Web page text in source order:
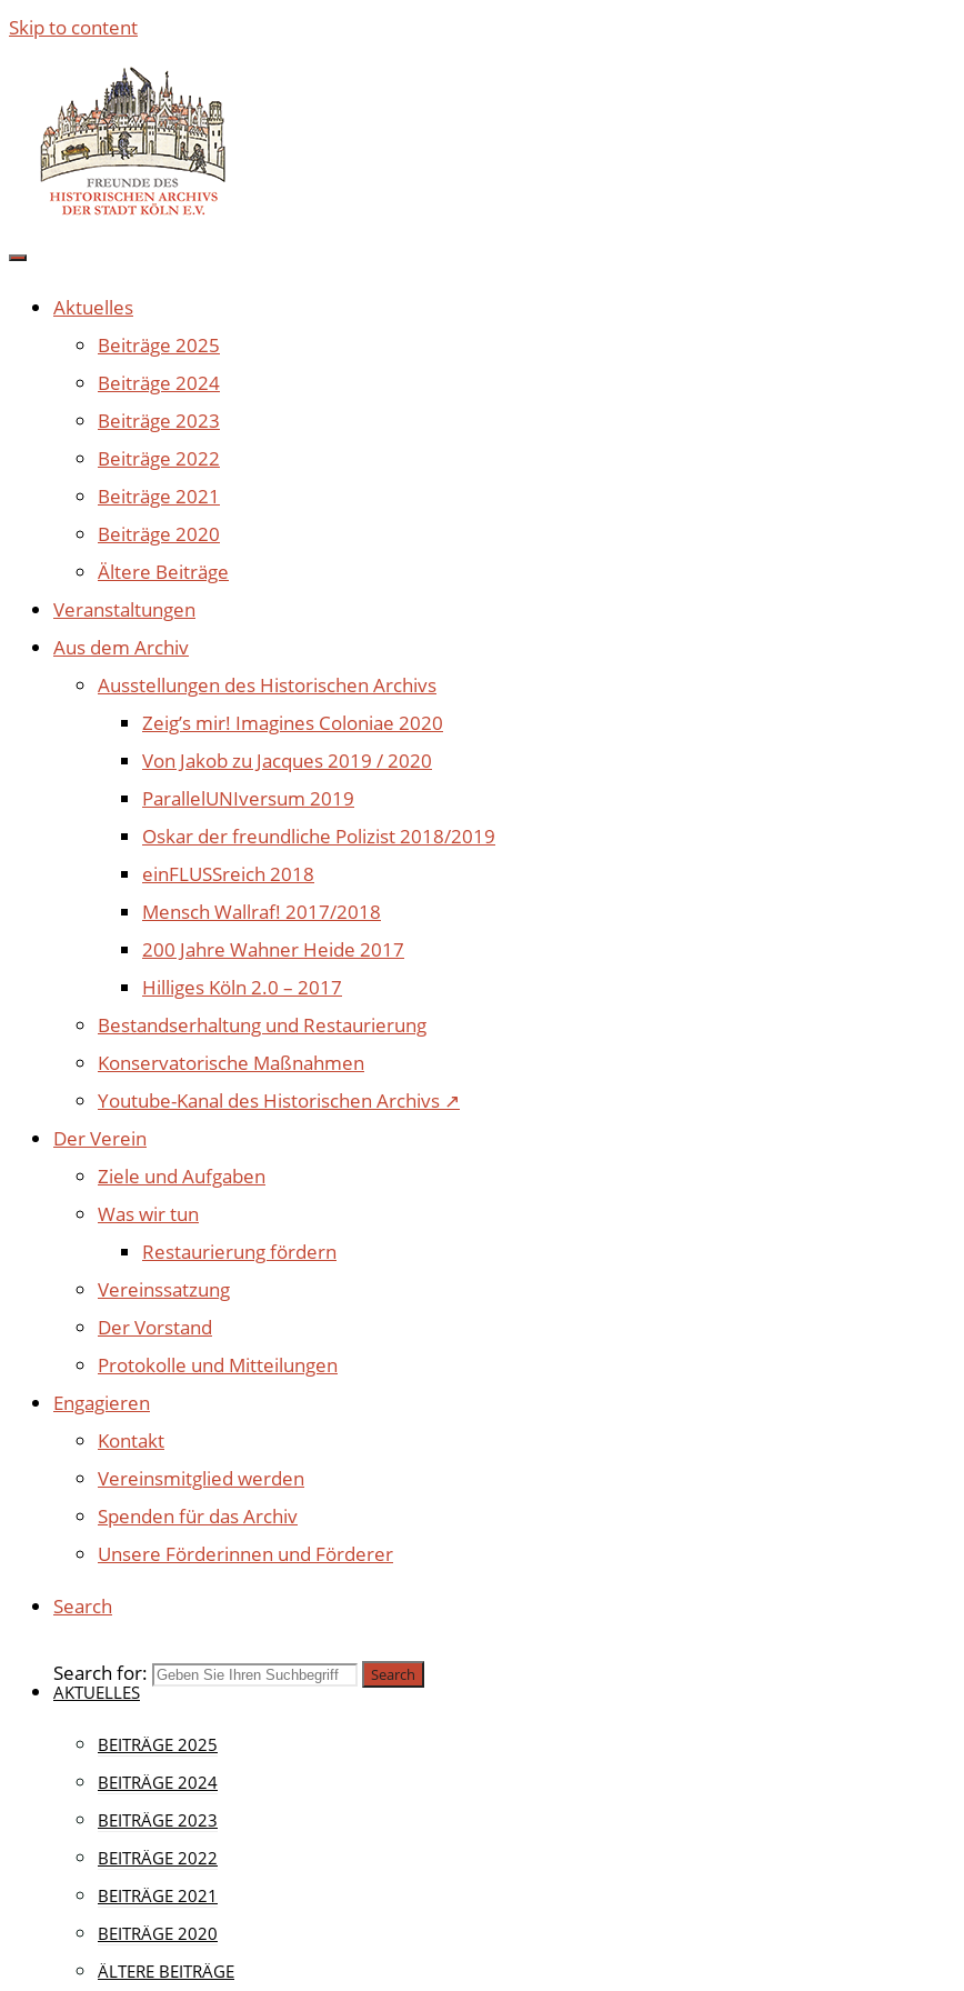
Skip to content
Aktuelles
Beiträge 2025
Beiträge 2024
Beiträge 2023
Beiträge 2022
Beiträge 2021
Beiträge 2020
Ältere Beiträge
Veranstaltungen
Aus dem Archiv
Ausstellungen des Historischen Archivs
Zeig’s mir! Imagines Coloniae 2020
Von Jakob zu Jacques 2019 / 2020
ParallelUNIversum 2019
Oskar der freundliche Polizist 2018/2019
einFLUSSreich 2018
Mensch Wallraf! 2017/2018
200 Jahre Wahner Heide 2017
Hilliges Köln 2.0 – 2017
Bestandserhaltung und Restaurierung
Konservatorische Maßnahmen
Youtube-Kanal des Historischen Archivs ↗
Der Verein
Ziele und Aufgaben
Was wir tun
Restaurierung fördern
Vereinssatzung
Der Vorstand
Protokolle und Mitteilungen
Engagieren
Kontakt
Vereinsmitglied werden
Spenden für das Archiv
Unsere Förderinnen und Förderer
Search
Search for: Search
AKTUELLES
BEITRÄGE 2025
BEITRÄGE 2024
BEITRÄGE 2023
BEITRÄGE 2022
BEITRÄGE 2021
BEITRÄGE 2020
ÄLTERE BEITRÄGE